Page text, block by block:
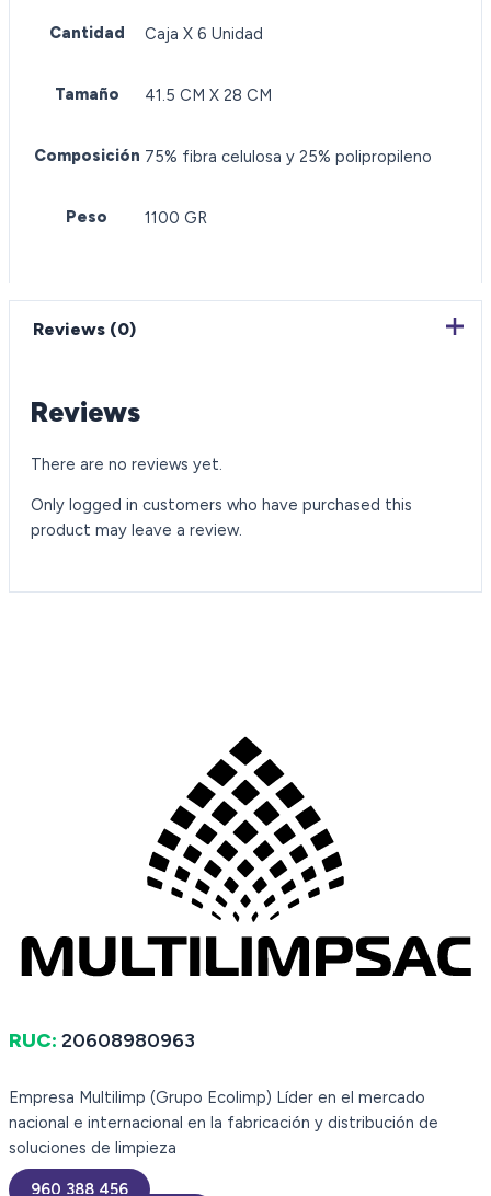
Cantidad Caja X 6 Unidad
Tamaño 41.5 CM X 28 CM
Composición 75% fibra celulosa y 25% polipropileno
Peso 1100 GR
Reviews (0)
Reviews
There are no reviews yet.
Only logged in customers who have purchased this
product may leave a review.
RUC: 20608980963
Empresa Multilimp (Grupo Ecolimp) Líder en el mercado
nacional e internacional en la fabricación y distribución de
soluciones de limpieza
960 388 456